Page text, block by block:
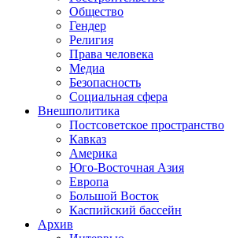
Общество
Гендер
Религия
Права человека
Медиа
Безопасность
Социальная сфера
Внешполитика
Постсоветское пространство
Кавказ
Америка
Юго-Восточная Азия
Европа
Большой Восток
Каспийский бассейн
Архив